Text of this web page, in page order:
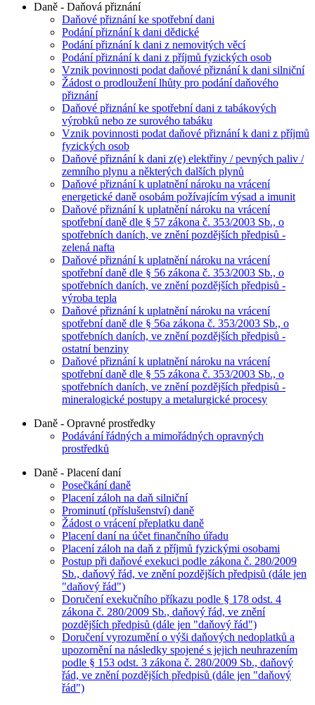
Daně - Daňová přiznání
Daňové přiznání ke spotřební dani
Podání přiznání k dani dědické
Podání přiznání k dani z nemovitých věcí
Podání přiznání k dani z příjmů fyzických osob
Vznik povinnosti podat daňové přiznání k dani silniční
Žádost o prodloužení lhůty pro podání daňového
přiznání
Daňové přiznání ke spotřební dani z tabákových
výrobků nebo ze surového tabáku
Vznik povinnosti podat daňové přiznání k dani z příjmů
fyzických osob
Daňové přiznání k dani z(e) elektřiny / pevných paliv /
zemního plynu a některých dalších plynů
Daňové přiznání k uplatnění nároku na vrácení
energetické daně osobám požívajícím výsad a imunit
Daňové přiznání k uplatnění nároku na vrácení
spotřební daně dle § 57 zákona č. 353/2003 Sb., o
spotřebních daních, ve znění pozdějších předpisů -
zelená nafta
Daňové přiznání k uplatnění nároku na vrácení
spotřební daně dle § 56 zákona č. 353/2003 Sb., o
spotřebních daních, ve znění pozdějších předpisů -
výroba tepla
Daňové přiznání k uplatnění nároku na vrácení
spotřební daně dle § 56a zákona č. 353/2003 Sb., o
spotřebních daních, ve znění pozdějších předpisů -
ostatní benziny
Daňové přiznání k uplatnění nároku na vrácení
spotřební daně dle § 55 zákona č. 353/2003 Sb., o
spotřebních daních, ve znění pozdějších předpisů -
mineralogické postupy a metalurgické procesy
Daně - Opravné prostředky
Podávání řádných a mimořádných opravných
prostředků
Daně - Placení daní
Posečkání daně
Placení záloh na daň silniční
Prominutí (příslušenství) daně
Žádost o vrácení přeplatku daně
Placení daní na účet finančního úřadu
Placení záloh na daň z příjmů fyzickými osobami
Postup při daňové exekuci podle zákona č. 280/2009
Sb., daňový řád, ve znění pozdějších předpisů (dále jen
"daňový řád")
Doručení exekučního příkazu podle § 178 odst. 4
zákona č. 280/2009 Sb., daňový řád, ve znění
pozdějších předpisů (dále jen "daňový řád")
Doručení vyrozumění o výši daňových nedoplatků a
upozornění na následky spojené s jejich neuhrazením
podle § 153 odst. 3 zákona č. 280/2009 Sb., daňový
řád, ve znění pozdějších předpisů (dále jen "daňový
řád")